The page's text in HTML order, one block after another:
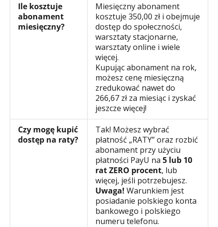
Ile kosztuje
abonament
miesięczny?
Miesięczny abonament
kosztuje 350,00 zł i obejmuje
dostęp do społeczności,
warsztaty stacjonarne,
warsztaty online i wiele
więcej.
Kupując abonament na rok,
możesz cenę miesięczną
zredukować nawet do
266,67 zł za miesiąc i zyskać
jeszcze więcej!
Czy mogę kupić
dostęp na raty?
Tak! Możesz wybrać
płatność „RATY” oraz rozbić
abonament przy użyciu
płatności PayU na 5 lub 10
rat ZERO procent, lub
więcej, jeśli potrzebujesz.
Uwaga! Warunkiem jest
posiadanie polskiego konta
bankowego i polskiego
numeru telefonu.